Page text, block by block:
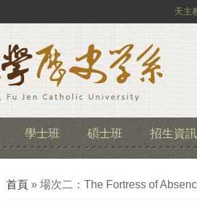
天主
學士班 碩士班 招生資訊
您在這裡
首頁 » 場次二：The Fortress of